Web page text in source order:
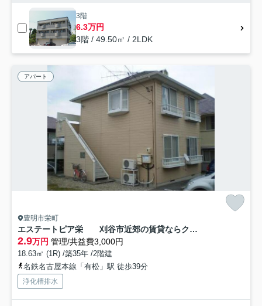
3階
6.3万円
3階 / 49.50㎡ / 2LDK
アパート
豊明市栄町
エステートピア栄 刈谷市近郊の賃貸ならクラスホーム刈谷店
2.9万円 管理/共益費3,000円
18.63㎡ (1R) /築35年 /2階建
名鉄名古屋本線「有松」駅 徒歩39分
浄化槽排水